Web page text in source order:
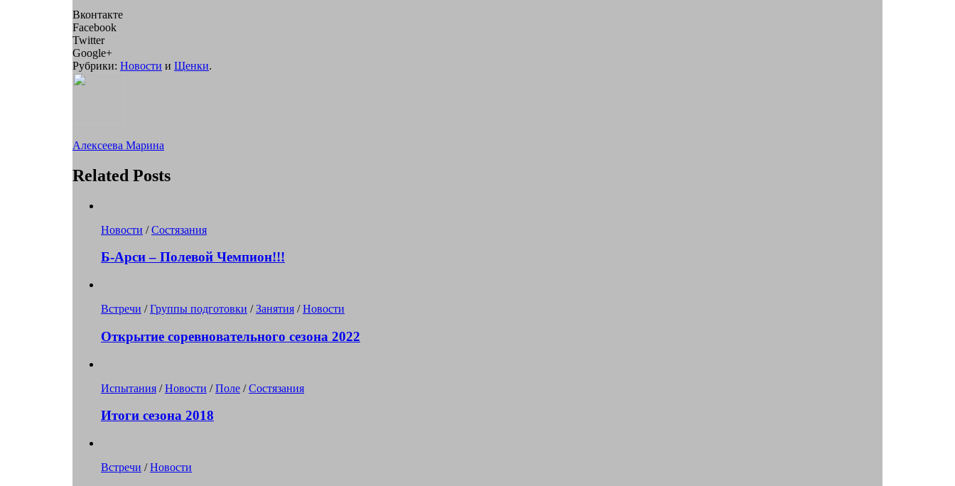
Вконтакте
Facebook
Twitter
Google+
Рубрики: Новости и Щенки.
Алексеева Марина
Related Posts
Новости /Состязания
Б-Арси – Полевой Чемпион!!!
Встречи /Группы подготовки /Занятия /Новости
Открытие соревновательного сезона 2022
Испытания /Новости /Поле /Состязания
Итоги сезона 2018
Встречи /Новости